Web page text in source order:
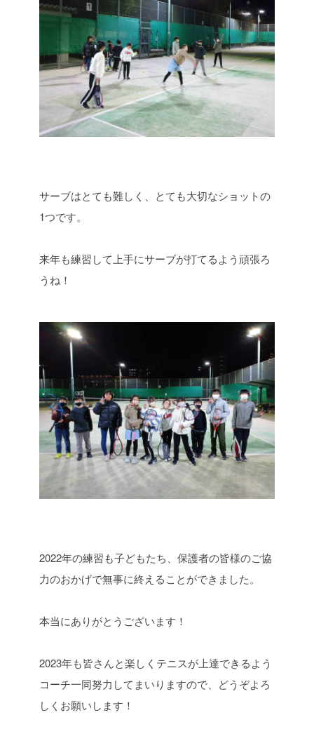
サーブはとても難しく、とても大切なショットの
1つです。
来年も練習して上手にサーブが打てるよう頑張ろ
うね！
2022年の練習も子どもたち、保護者の皆様のご協
力のおかげで無事に終えることができました。
本当にありがとうございます！
2023年も皆さんと楽しくテニスが上達できるよう
コーチ一同努力してまいりますので、どうぞよろ
しくお願いします！